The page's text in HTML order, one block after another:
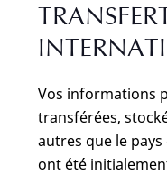
Vos informations
transférées,
autres que le
ont été